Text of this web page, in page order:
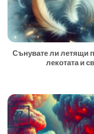
Сънувате ли летящи
лекотата и
27
юли